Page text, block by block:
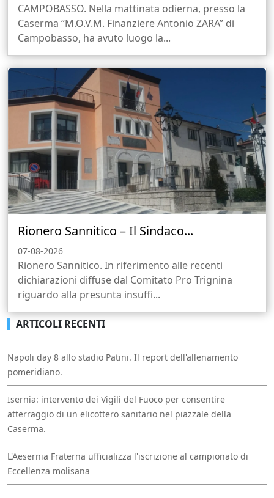
CAMPOBASSO. Nella mattinata odierna, presso la
Caserma “M.O.V.M. Finanziere Antonio ZARA” di
Campobasso, ha avuto luogo la...
Rionero Sannitico – Il Sindaco...
07-08-2026
Rionero Sannitico. In riferimento alle recenti
dichiarazioni diffuse dal Comitato Pro Trignina
riguardo alla presunta insuffi...
ARTICOLI RECENTI
Napoli day 8 allo stadio Patini. Il report dell'allenamento
pomeridiano.
Isernia: intervento dei Vigili del Fuoco per consentire
atterraggio di un elicottero sanitario nel piazzale della
Caserma.
L'Aesernia Fraterna ufficializza l'iscrizione al campionato di
Eccellenza molisana